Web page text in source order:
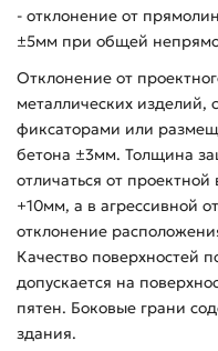
- отклонение от
±5мм при общей
Отклонение от
металлических
фиксаторами или
бетона ±3мм. Толщина
отличаться от
+10мм, а в агрессивной
отклонение
Качество поверхностей
допускается на
пятен. Боковые грани
здания.